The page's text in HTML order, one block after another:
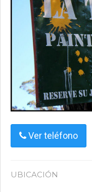
Ver teléfono
UBICACIÓN